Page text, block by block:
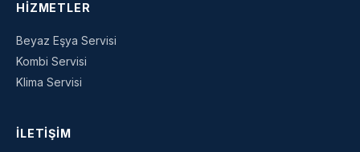
HIZMETLER
Beyaz Eşya Servisi
Kombi Servisi
Klima Servisi
İLETIŞIM